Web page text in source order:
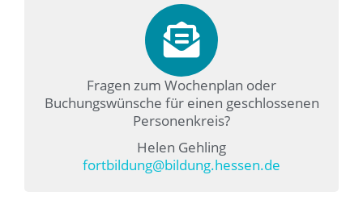
Fragen zum Wochenplan oder
Buchungswünsche für einen geschlossenen
Personenkreis?
Helen Gehling
fortbildung@bildung.hessen.de